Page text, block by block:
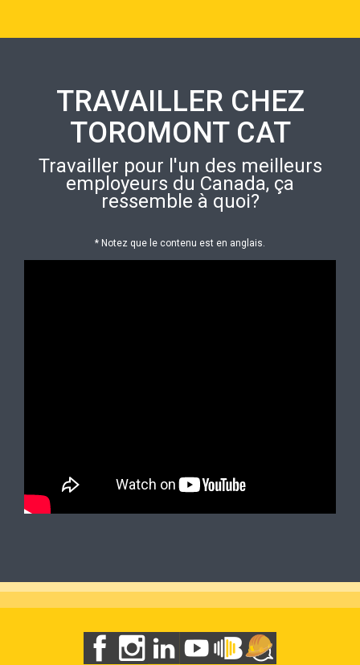
TRAVAILLER CHEZ
TOROMONT CAT
Travailler pour l'un des meilleurs
employeurs du Canada, ça
ressemble à quoi?
* Notez que le contenu est en anglais.